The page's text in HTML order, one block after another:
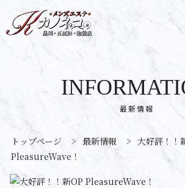
最新情報
トップページ > 最新情報 > 大好評！！
PleasureWave！